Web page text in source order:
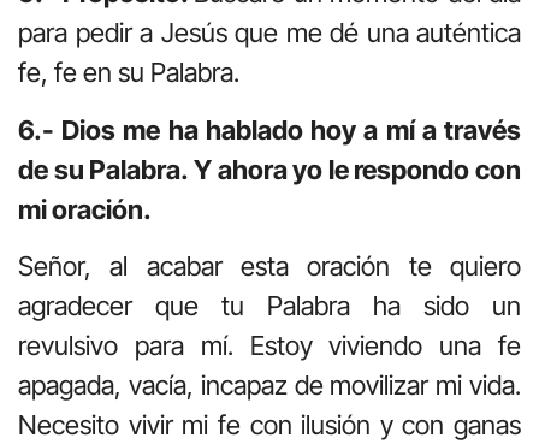
para pedir a Jesús que me dé una auténtica
fe, fe en su Palabra.
6.- Dios me ha hablado hoy a mí a través
de su Palabra. Y ahora yo le respondo con
mi oración.
Señor, al acabar esta oración te quiero
agradecer que tu Palabra ha sido un
revulsivo para mí. Estoy viviendo una fe
apagada, vacía, incapaz de movilizar mi vida.
Necesito vivir mi fe con ilusión y con ganas